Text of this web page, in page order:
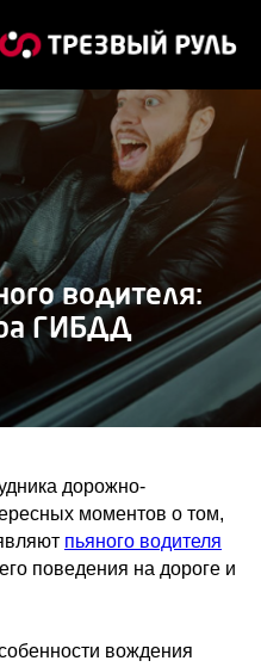
водителя:
ГИБДД
дорожно-
моментов о том,
пьяного водителя
поведения на дороге и
вождения